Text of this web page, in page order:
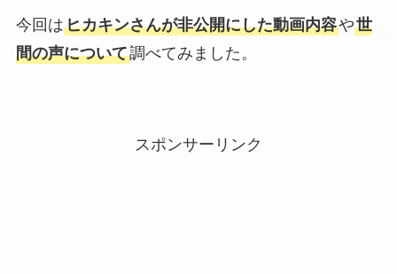
今回はヒカキンさんが非公開にした動画内容や世
間の声について調べてみました。
スポンサーリンク